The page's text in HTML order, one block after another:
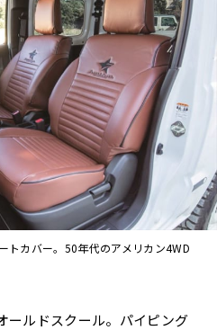
トカバー。50年代のアメリカン4WD
ールドスクール。パイピング